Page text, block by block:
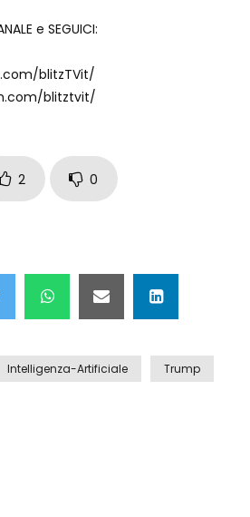
USA si scontrano in mare
cabina elettrica sotterranea
e SEGUICI:
blitzTVit/
blitztvit/
2 0
Intelligenza-Artificiale Trump